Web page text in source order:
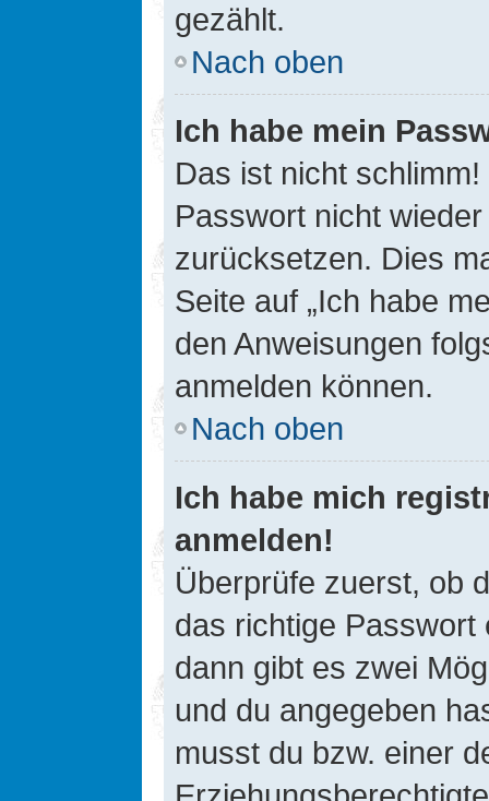
gezählt.
Nach oben
Ich habe mein
Das ist nicht
Passwort nicht
zurücksetzen. Dies
Seite auf „Ich habe
den Anweisungen
anmelden können.
Nach oben
Ich habe mich
anmelden!
Überprüfe zuerst, ob
das richtige Passwort
dann gibt es zwei
und du angegeben
musst du bzw. einer